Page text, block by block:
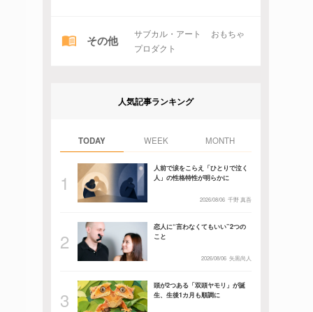
その他 サブカル・アート
おもちゃ
プロダクト
人気記事ランキング
TODAY WEEK MONTH
人前で涙をこらえ「ひとりで泣く
人」の性格特性が明らかに
2026/08/06 千野 真吾
恋人に“言わなくてもいい”2つの
こと
2026/08/06 矢黒尚人
頭が2つある「双頭ヤモリ」が誕
生、生後1カ月も順調に